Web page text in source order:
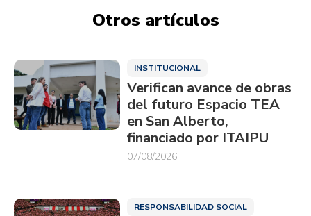
Otros artículos
INSTITUCIONAL
Verifican avance de obras
del futuro Espacio TEA
en San Alberto,
financiado por ITAIPU
07/08/2026
RESPONSABILIDAD SOCIAL